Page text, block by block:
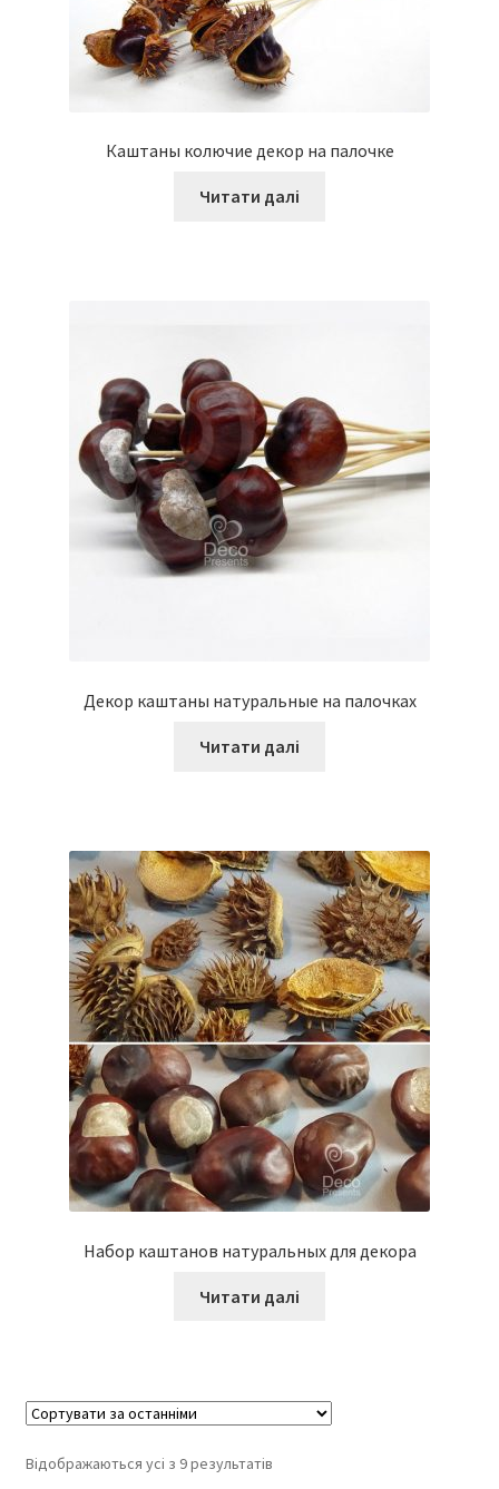
Каштаны колючие декор на палочке
Читати далі
Декор каштаны натуральные на палочках
Читати далі
Набор каштанов натуральных для декора
Читати далі
Відображаються усі з 9 результатів